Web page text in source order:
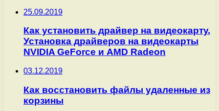
25.09.2019
Как установить драйвер на видеокарту.
Установка драйверов на видеокарты
NVIDIA GeForce и AMD Radeon
03.12.2019
Как восстановить файлы удаленные из
корзины